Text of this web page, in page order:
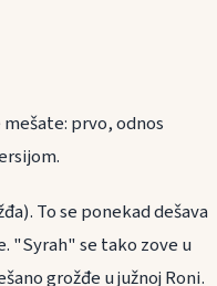
prvo, odnos
To se ponekad dešava
"Syrah" se tako zove u
grožđe u južnoj Roni.